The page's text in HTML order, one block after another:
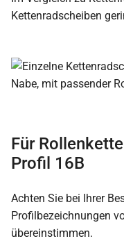
Kettenradscheiben
Für
Profil 16B
Achten Sie bei Ihrer
Profilbezeichnungen
übereinstimmen.